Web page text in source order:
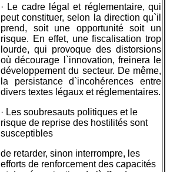
· Le cadre légal et réglementaire, qui
peut constituer, selon la direction qu`il
prend, soit une opportunité soit un
risque. En effet, une fiscalisation trop
lourde, qui provoque des distorsions
où décourage l`innovation, freinera le
développement du secteur. De même,
la persistance d`incohérences entre
divers textes légaux et réglementaires.
· Les soubresauts politiques et le
risque de reprise des hostilités sont
susceptibles
de retarder, sinon interrompre, les
efforts de renforcement des capacités